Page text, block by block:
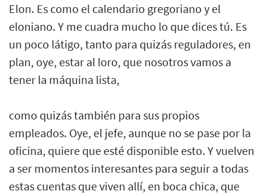
Elon. Es como el calendario gregoriano y el
eloniano. Y me cuadra mucho lo que dices tú. Es
un poco látigo, tanto para quizás reguladores, en
plan, oye, estar al loro, que nosotros vamos a
tener la máquina lista,
como quizás también para sus propios
empleados. Oye, el jefe, aunque no se pase por la
oficina, quiere que esté disponible esto. Y vuelven
a ser momentos interesantes para seguir a todas
estas cuentas que viven allí, en boca chica, que